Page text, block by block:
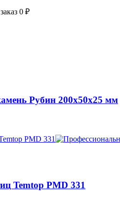
0 ₽
Рубин 200x50x25 мм
Temtop PMD 331